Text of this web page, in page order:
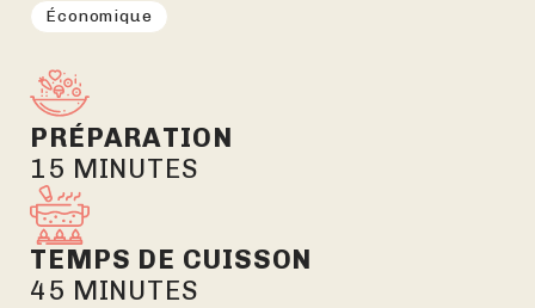
Économique
PRÉPARATION
15 MINUTES
TEMPS DE CUISSON
45 MINUTES